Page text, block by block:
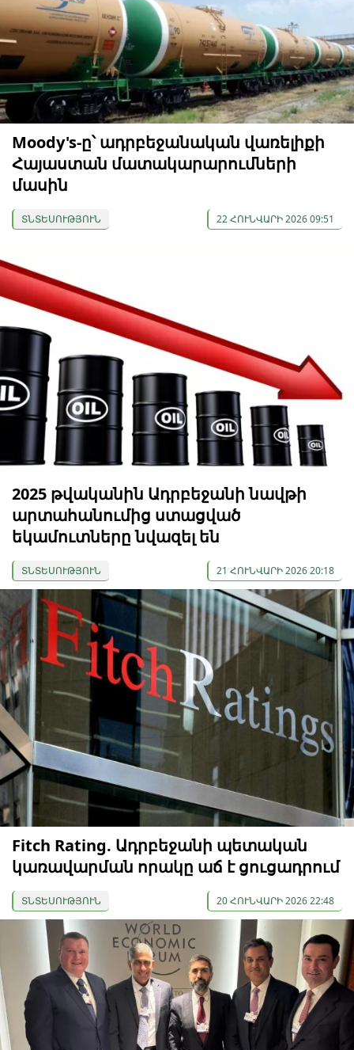
Moody's-ը՝ ադրբեջանական վառելիքի
Հայաստան մատակարարումների
մասին
ՏՆՏԵՍՈՒԹՅՈՒՆ 22 ՀՈՒՆՎԱՐԻ 2026 09:51
2025 թվականին Ադրբեջանի նավթի
արտահանումից ստացված
եկամուտները նվազել են
ՏՆՏԵՍՈՒԹՅՈՒՆ 21 ՀՈՒՆՎԱՐԻ 2026 20:18
Fitch Rating. Ադրբեջանի պետական
կառավարման որակը աճ է ցուցադրում
ՏՆՏԵՍՈՒԹՅՈՒՆ 20 ՀՈՒՆՎԱՐԻ 2026 22:48